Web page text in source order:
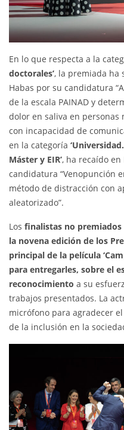
En lo que respecta a la
doctorales’, la premiada ha
Habas por su candidatura
de la escala PAINAD y
dolor en saliva en personas
con incapacidad de
en la categoría
Máster y EIR’, ha recaído
candidatura “Venopunción
método de distracción con
aleatorizado”.
Los finalistas no
la novena edición de los
principal de la película
para entregarles, sobre el
reconocimiento a su
trabajos presentados. La
micrófono para agradecer
de la inclusión en la